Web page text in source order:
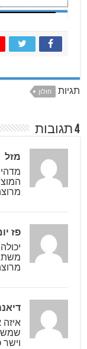
תגיות חולון
4 תגובות
מזל
פז
וישר